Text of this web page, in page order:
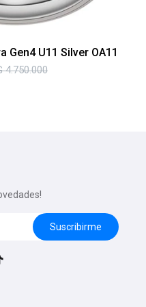
Gen4 U11 Silver OA11
4.750.000
Suscribirme